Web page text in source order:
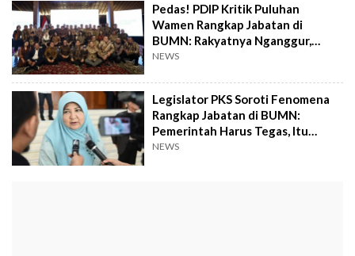
Pedas! PDIP Kritik Puluhan
Wamen Rangkap Jabatan di
BUMN: Rakyatnya Nganggur,
Elitenya Pesta Pora
NEWS
Legislator PKS Soroti Fenomena
Rangkap Jabatan di BUMN:
Pemerintah Harus Tegas, Itu
Merugikan Negara
NEWS